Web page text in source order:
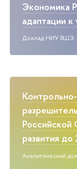
Экономика
адаптации
Доклад НИУ ВШЭ.
развития
Аналитический